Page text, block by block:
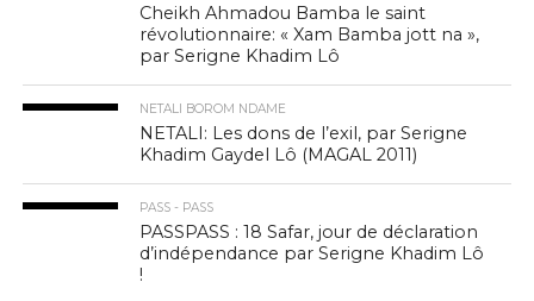
Cheikh Ahmadou Bamba le saint
révolutionnaire: « Xam Bamba jott na »,
par Serigne Khadim Lô
NETALI BOROM NDAME
NETALI: Les dons de l’exil, par Serigne
Khadim Gaydel Lô (MAGAL 2011)
PASS - PASS
PASSPASS : 18 Safar, jour de déclaration
d’indépendance par Serigne Khadim Lô
!